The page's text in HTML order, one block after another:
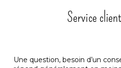
Service
Une question, besoin d’un